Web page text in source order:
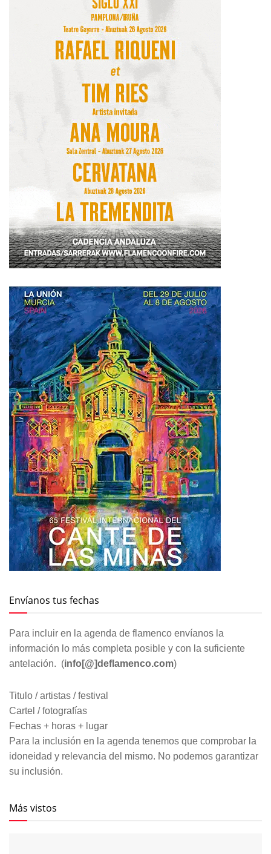
Envíanos tus fechas
Para incluir en la agenda de flamenco envíanos la
información lo más completa posible y con la suficiente
antelación. (info[@]deflamenco.com)
Titulo / artistas / festival
Cartel / fotografías
Fechas + horas + lugar
Para la inclusión en la agenda tenemos que comprobar la
idoneidad y relevancia del mismo. No podemos garantizar
su inclusión.
Más vistos